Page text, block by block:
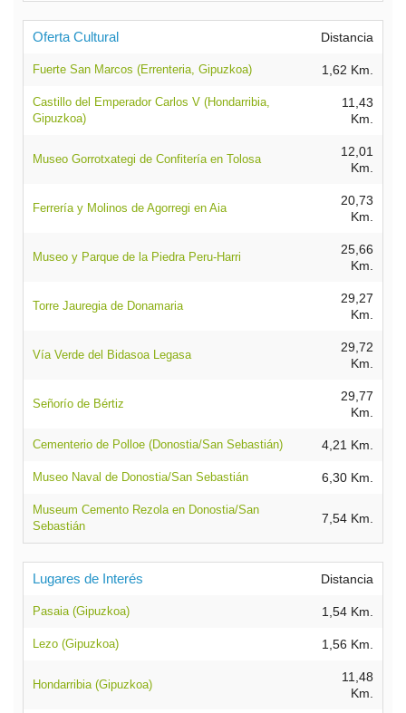
Oferta Cultural Distancia
Fuerte San Marcos (Errenteria, Gipuzkoa) 1,62 Km.
Castillo del Emperador Carlos V (Hondarribia,
Gipuzkoa)
11,43
Km.
Museo Gorrotxategi de Confitería en Tolosa
12,01
Km.
Ferrería y Molinos de Agorregi en Aia
20,73
Km.
Museo y Parque de la Piedra Peru-Harri
25,66
Km.
Torre Jauregia de Donamaria
29,27
Km.
Vía Verde del Bidasoa Legasa
29,72
Km.
Señorío de Bértiz
29,77
Km.
Cementerio de Polloe (Donostia/San Sebastián) 4,21 Km.
Museo Naval de Donostia/San Sebastián 6,30 Km.
Museum Cemento Rezola en Donostia/San
Sebastián
7,54 Km.
Lugares de Interés Distancia
Pasaia (Gipuzkoa) 1,54 Km.
Lezo (Gipuzkoa) 1,56 Km.
Hondarribia (Gipuzkoa)
11,48
Km.